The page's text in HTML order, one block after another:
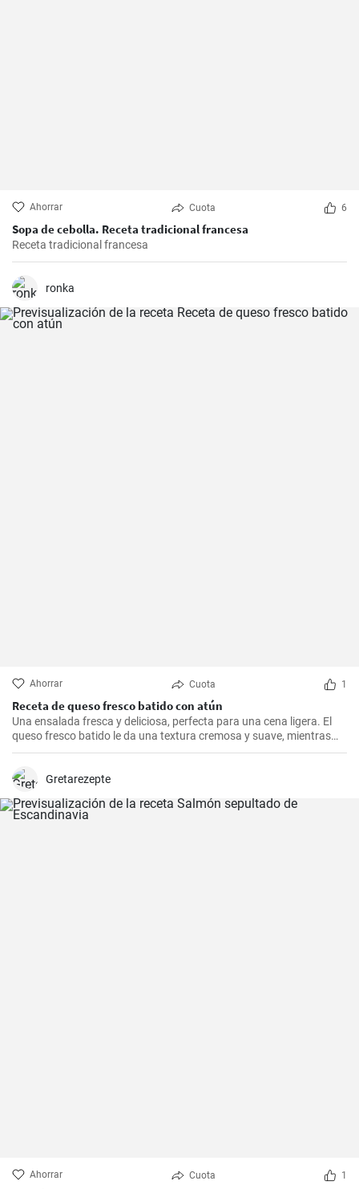
Ahorrar Cuota 6
Sopa de cebolla. Receta tradicional francesa
Receta tradicional francesa
ronka
Ahorrar Cuota 1
Receta de queso fresco batido con atún
Una ensalada fresca y deliciosa, perfecta para una cena ligera. El
queso fresco batido le da una textura cremosa y suave, mientras
que el atún le aporta proteínas con el sabor. Suele servirse fría,
Gretarezepte
Ahorrar Cuota 1